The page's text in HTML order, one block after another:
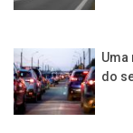
Uma
do